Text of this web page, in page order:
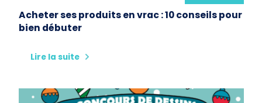
Acheter ses produits en vrac : 10 conseils pour
bien débuter
Lire la suite